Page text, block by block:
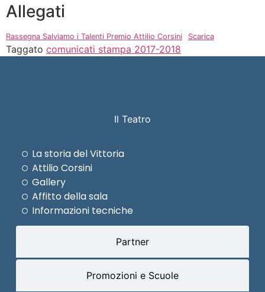
Allegati
Rassegna Salviamo i Talenti Premio Attilio Corsini Scarica
Taggato comunicati stampa 2017-2018
Il Teatro
Partner
Promozioni e Scuole
La storia del Vittoria
Attilio Corsini
Gallery
Affitto della sala
Informazioni tecniche